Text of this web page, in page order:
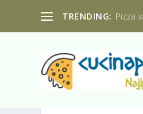
TRENDING: Pizza